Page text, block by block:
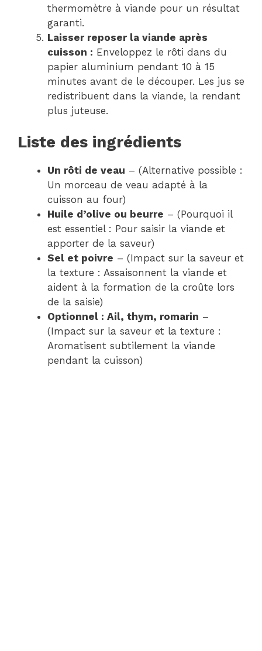
thermomètre à viande pour un résultat
garanti.
Laisser reposer la viande après
cuisson : Enveloppez le rôti dans du
papier aluminium pendant 10 à 15
minutes avant de le découper. Les jus se
redistribuent dans la viande, la rendant
plus juteuse.
Liste des ingrédients
Un rôti de veau – (Alternative possible :
Un morceau de veau adapté à la
cuisson au four)
Huile d’olive ou beurre – (Pourquoi il
est essentiel : Pour saisir la viande et
apporter de la saveur)
Sel et poivre – (Impact sur la saveur et
la texture : Assaisonnent la viande et
aident à la formation de la croûte lors
de la saisie)
Optionnel : Ail, thym, romarin –
(Impact sur la saveur et la texture :
Aromatisent subtilement la viande
pendant la cuisson)